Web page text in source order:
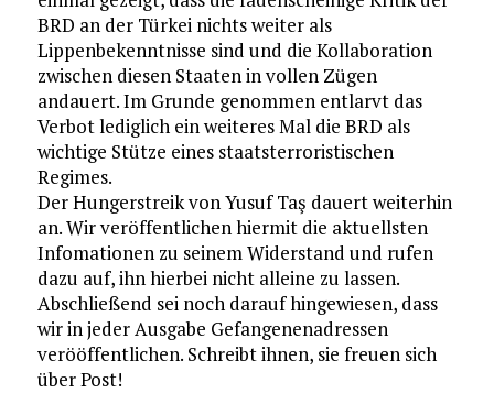
BRD an der Türkei nichts weiter als
Lippenbekenntnisse sind und die Kollaboration
zwischen diesen Staaten in vollen Zügen
andauert. Im Grunde genommen entlarvt das
Verbot lediglich ein weiteres Mal die BRD als
wichtige Stütze eines staatsterroristischen
Regimes.
Der Hungerstreik von Yusuf Taş dauert weiterhin
an. Wir veröffentlichen hiermit die aktuellsten
Infomationen zu seinem Widerstand und rufen
dazu auf, ihn hierbei nicht alleine zu lassen.
Abschließend sei noch darauf hingewiesen, dass
wir in jeder Ausgabe Gefangenenadressen
verööffentlichen. Schreibt ihnen, sie freuen sich
über Post!